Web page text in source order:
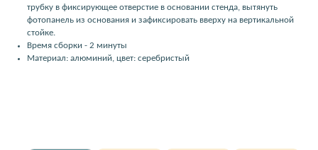
трубку в фиксирующее отверстие в основании стенда, вытянуть
фотопанель из основания и зафиксировать вверху на вертикальной
стойке.
Время сборки - 2 минуты
Материал: алюминий, цвет: серебристый